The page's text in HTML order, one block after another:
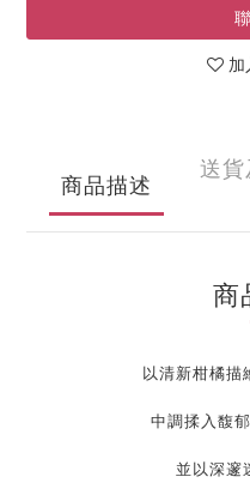
商品描述
送
商
以清新柑橘描
中調揉入馥
並以深邃